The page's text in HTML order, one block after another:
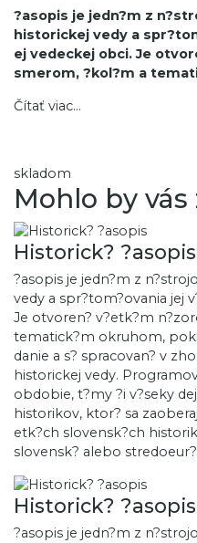
?asopis je jedn?m z
historickej vedy a
ej vedeckej obci. Je
smerom, ?kol?m a
Čítať viac...
skladom
Mohlo by
Historick? ?asopis
?asopis je jedn?m z
vedy a spr?tom?ovania jej
Je otvoren? v?etk?m
tematick?m okruhom,
danie a s? spracovan? v
historickej vedy.
obdobie, t?my ?i v?seky
historikov, ktor? sa
etk?ch slovensk?ch
slovensk? alebo
Historick?
?asopis je jedn?m z